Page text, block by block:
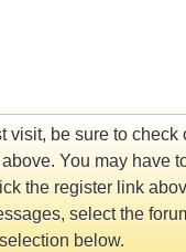
visit, be sure to check
You may have
the register link
select the
below.